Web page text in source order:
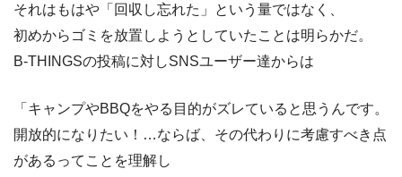
それはもはや「回収し忘れた」という量ではなく、
初めからゴミを放置しようとしていたことは明らかだ。
B-THINGSの投稿に対しSNSユーザー達からは
「キャンプやBBQをやる目的がズレていると思うんです。
開放的になりたい！…ならば、その代わりに考慮すべき点
があるってことを理解し